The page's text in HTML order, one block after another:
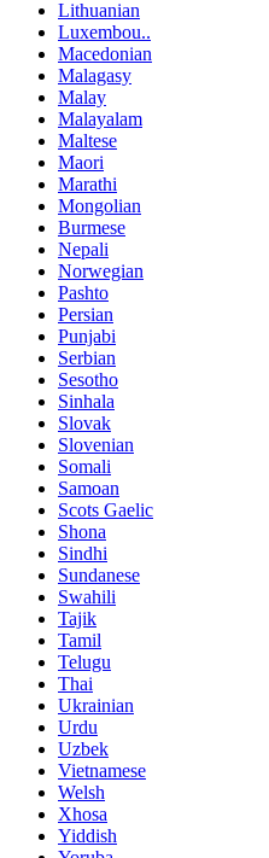
Lithuanian
Luxembou..
Macedonian
Malagasy
Malay
Malayalam
Maltese
Maori
Marathi
Mongolian
Burmese
Nepali
Norwegian
Pashto
Persian
Punjabi
Serbian
Sesotho
Sinhala
Slovak
Slovenian
Somali
Samoan
Scots Gaelic
Shona
Sindhi
Sundanese
Swahili
Tajik
Tamil
Telugu
Thai
Ukrainian
Urdu
Uzbek
Vietnamese
Welsh
Xhosa
Yiddish